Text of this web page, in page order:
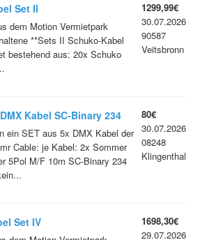
Set II
dem Motion Vermietpark
**Sets II Schuko-Kabel
bestehend aus: 20x Schuko
1299,99€
30.07.2026
90587
Veitsbronn
Kabel SC-Binary 234
ein SET aus 5x DMX Kabel der
Cable: je Kabel: 2x Sommer
5Pol M/F 10m SC-Binary 234
80€
30.07.2026
08248
Klingenthal
Set IV
1698,30€
29.07.2026